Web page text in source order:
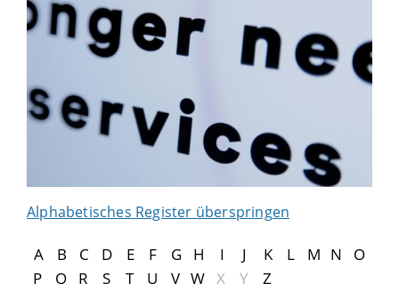
Alphabetisches Register überspringen
A B C D E F G H I J K L M N
O
P
Q R S T U V W X Y Z